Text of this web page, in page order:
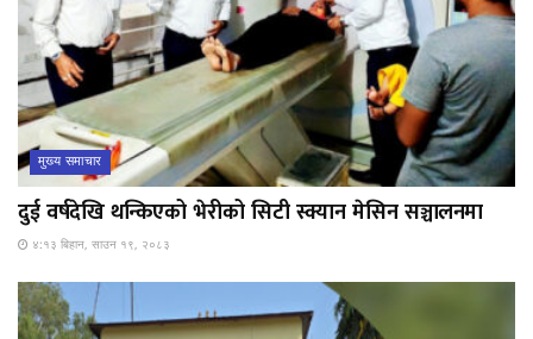
मुख्य समाचार
दुई वर्षदेखि थन्किएको भेरीको सिटी स्क्यान मेसिन सञ्चालनमा
४:१३ बिहान, साउन १९, २०८३